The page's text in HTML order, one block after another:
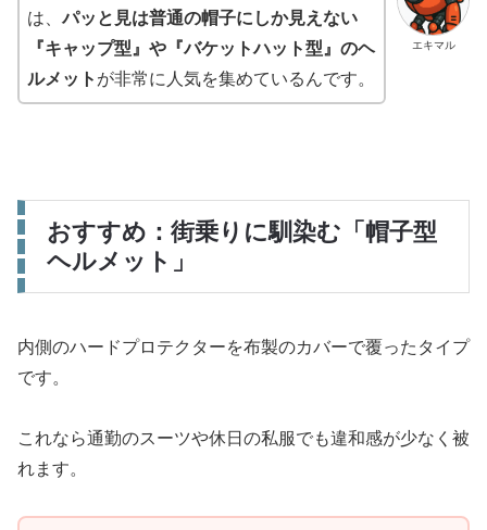
エキマル
は、パッと見は普通の帽子にしか見えない
『キャップ型』や『バケットハット型』のヘ
ルメット が非常に人気を集めているんです。
おすすめ：街乗りに馴染む「帽子型
ヘルメット」
内側のハードプロテクターを布製のカバーで覆ったタイプ
です。
これなら通勤のスーツや休日の私服でも違和感が少なく被
れます。